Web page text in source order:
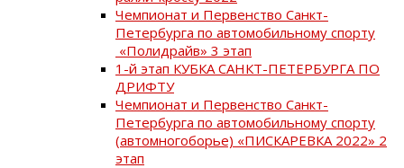
Чемпионат и Первенство Санкт-
Петербурга по автомобильному спорту
«Полидрайв» 3 этап
1-й этап КУБКА САНКТ-ПЕТЕРБУРГА ПО
ДРИФТУ
Чемпионат и Первенство Санкт-
Петербурга по автомобильному спорту
(автомногоборье) «ПИСКАРЕВКА 2022» 2
этап